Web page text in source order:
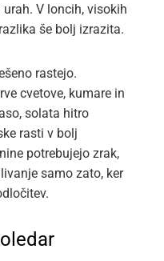
V loncih, visokih
še bolj izrazita.
rastejo.
cvetove, kumare in
solata hitro
rasti v bolj
potrebujejo zrak,
samo zato, ker